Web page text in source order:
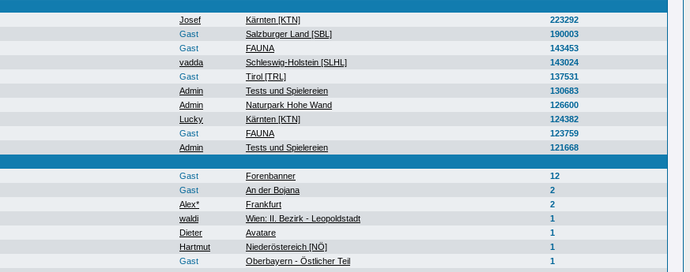
Josef Kärnten [KTN]
223292
Gast Salzburger Land [SBL]
190003
Gast FAUNA
143453
vadda Schleswig-Holstein [SLHL]
143024
Gast Tirol [TRL]
137531
Admin Tests und Spielereien
130683
Admin Naturpark Hohe Wand
126600
Lucky Kärnten [KTN]
124382
Gast FAUNA
123759
Admin Tests und Spielereien
121668
Gast Forenbanner
12
Gast An der Bojana
2
Alex* Frankfurt
2
waldi Wien: II. Bezirk - Leopoldstadt
1
Dieter Avatare
1
Hartmut Niederöstereich [NÖ]
1
Gast Oberbayern - Östlicher Teil
1